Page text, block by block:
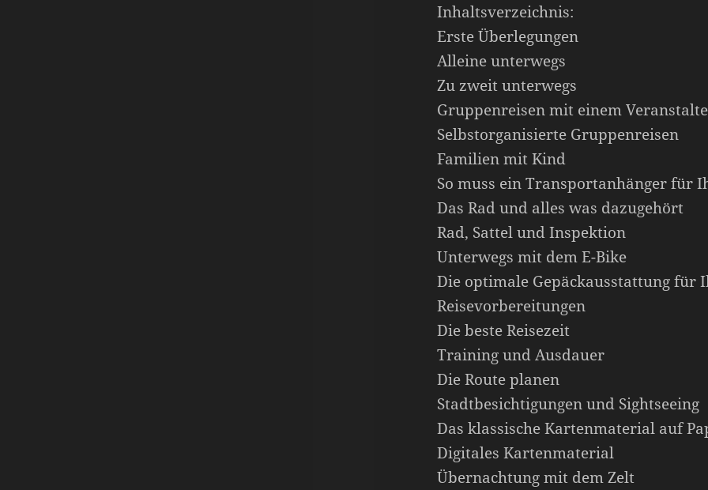
Inhaltsverzeichnis:
Erste Überlegungen
Alleine unterwegs
Zu zweit unterwegs
Gruppenreisen mit einem
Selbstorganisierte Gruppenreisen
Familien mit Kind
So muss ein Transportanhänger für
Das Rad und alles was dazugehört
Rad, Sattel und Inspektion
Unterwegs mit dem E-Bike
Die optimale Gepäckausstattung für
Reisevorbereitungen
Die beste Reisezeit
Training und Ausdauer
Die Route planen
Stadtbesichtigungen und Sightseeing
Das klassische Kartenmaterial auf
Digitales Kartenmaterial
Übernachtung mit dem Zelt